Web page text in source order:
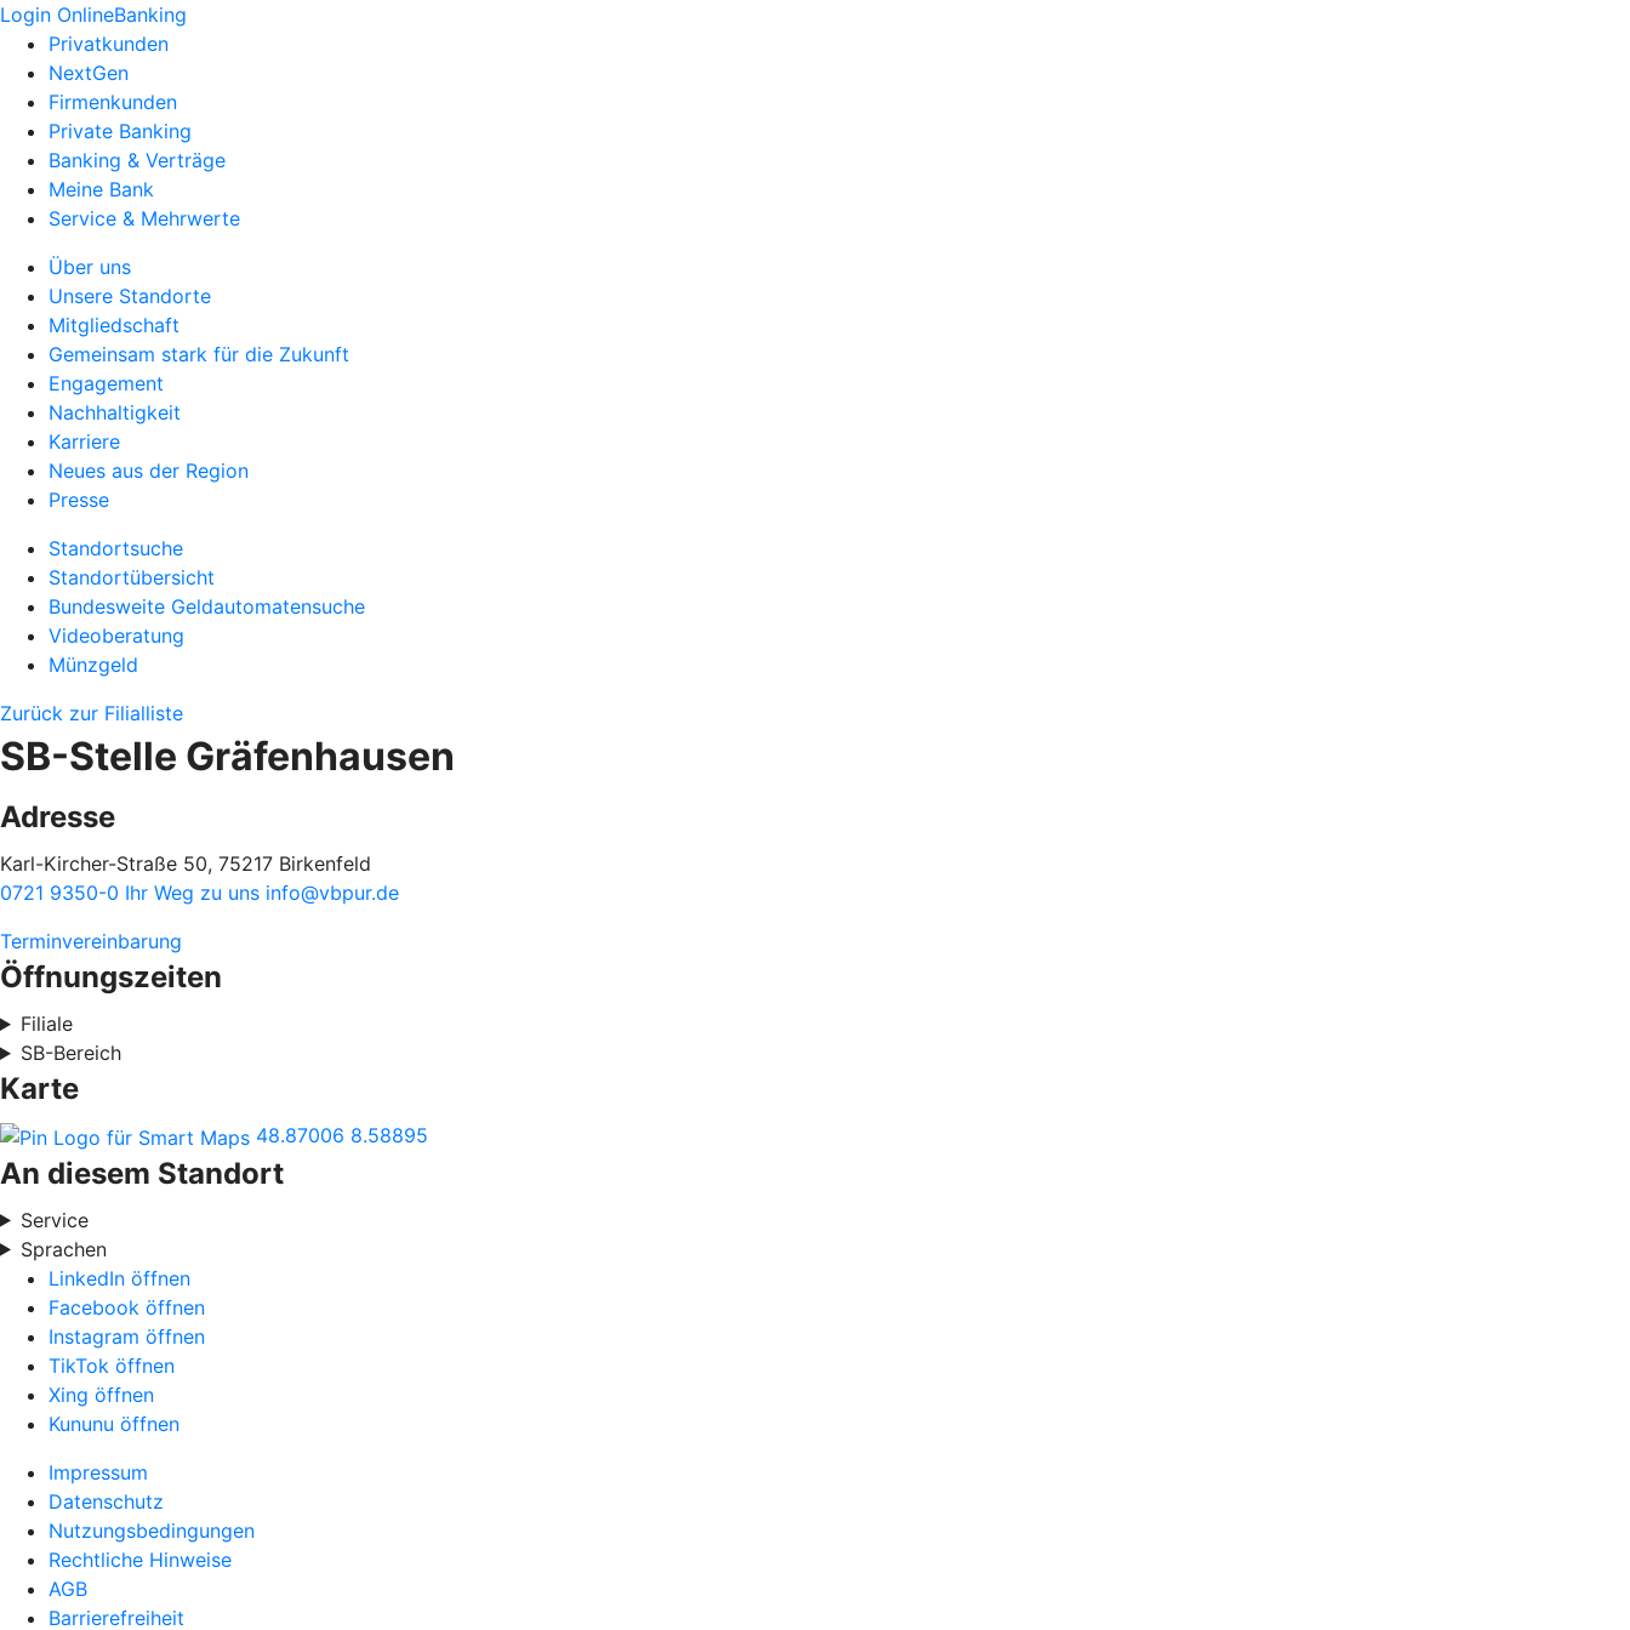
Login OnlineBanking
Privatkunden
NextGen
Firmenkunden
Private Banking
Banking & Verträge
Meine Bank
Service & Mehrwerte
Über uns
Unsere Standorte
Mitgliedschaft
Gemeinsam stark für die Zukunft
Engagement
Nachhaltigkeit
Karriere
Neues aus der Region
Presse
Standortsuche
Standortübersicht
Bundesweite Geldautomatensuche
Videoberatung
Münzgeld
Zurück zur Filialliste
SB-Stelle Gräfenhausen
Adresse
Karl-Kircher-Straße 50, 75217 Birkenfeld
0721 9350-0 Ihr Weg zu uns info@vbpur.de
Terminvereinbarung
Öffnungszeiten
Filiale
SB-Bereich
Karte
48.87006 8.58895
An diesem Standort
Service
Sprachen
LinkedIn öffnen
Facebook öffnen
Instagram öffnen
TikTok öffnen
Xing öffnen
Kununu öffnen
Impressum
Datenschutz
Nutzungsbedingungen
Rechtliche Hinweise
AGB
Barrierefreiheit